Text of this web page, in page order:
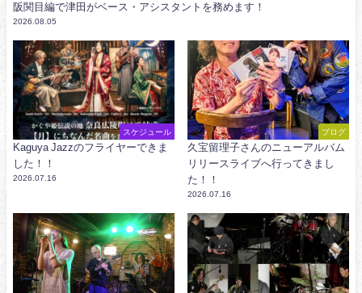
阪関目編で津田がベース・アシスタントを務めます！
2026.08.05
スケジュール
Kaguya Jazzのフライヤーできま
した！！
2026.07.16
ブログ
久宝留理子さんのニューアルバム
リリースライブへ行ってきまし
た！！
2026.07.16